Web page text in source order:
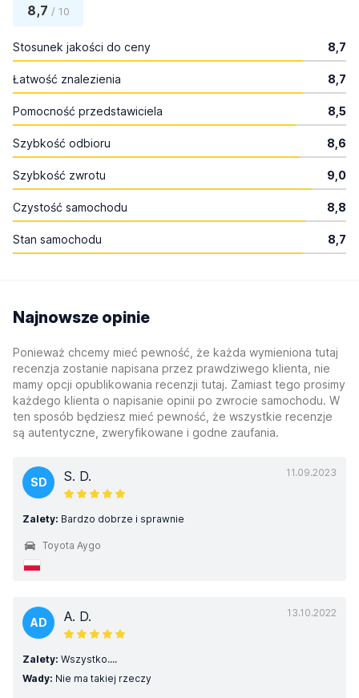
8,7 / 10
Stosunek jakości do ceny 8,7
Łatwość znalezienia 8,7
Pomocność przedstawiciela 8,5
Szybkość odbioru 8,6
Szybkość zwrotu 9,0
Czystość samochodu 8,8
Stan samochodu 8,7
Najnowsze opinie
Ponieważ chcemy mieć pewność, że każda wymieniona tutaj
recenzja zostanie napisana przez prawdziwego klienta, nie
mamy opcji opublikowania recenzji tutaj. Zamiast tego prosimy
każdego klienta o napisanie opinii po zwrocie samochodu. W
ten sposób będziesz mieć pewność, że wszystkie recenzje
są autentyczne, zweryfikowane i godne zaufania.
11.09.2023
SD S. D.
Zalety: Bardzo dobrze i sprawnie
Toyota Aygo
13.10.2022
AD A. D.
Zalety: Wszystko....
Wady: Nie ma takiej rzeczy